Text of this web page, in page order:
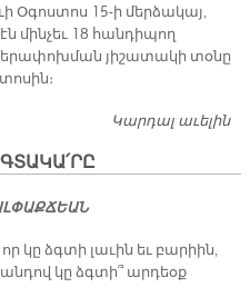
Օգոստոս 15-ի մերձակայ,
մինչեւ 18 հանդիպող
յիշատակի տօնը
Կարդալ աւելին
կը ձգտի լաւին եւ բարիին,
կը ձգտի՞ արդեօք